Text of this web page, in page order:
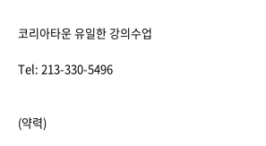
코리아타운 유일한 강의수업
Tel: 213-330-5496
(약력)